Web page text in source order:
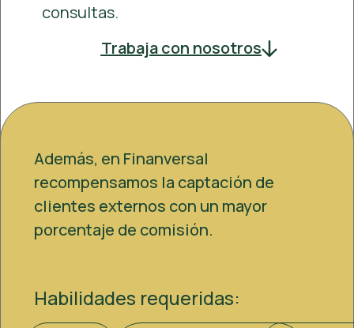
consultas.
Trabaja con nosotros
Además, en Finanversal
recompensamos la captación de
clientes externos con un mayor
porcentaje de comisión.
Habilidades requeridas: